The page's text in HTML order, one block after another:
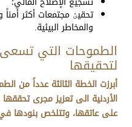
تحقيؽ مجتمعات أكثر
والمخاطر البيئية.
الطموحات التي تسعى
لتحقيقها
أبرزت الخطة الثالثة عدداً من
الأردنية الى تعزيز مجرى
على عاتقها، وتتلخص بنودها في